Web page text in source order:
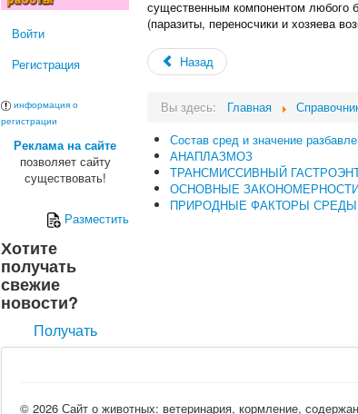
Войти
Регистрация
информация о
регистрации
Реклама на сайте
позволяет сайту
существовать!
Разместить
Хотите
получать
свежие
новости?
Получать
существенным компонентом любого
(паразиты, переносчики и хозяева
Назад
Вы здесь: Главная
Состав сред и значение
АНАПЛАЗМОЗ
ТРАНСМИССИВНЫЙ
ОСНОВНЫЕ
ПРИРОДНЫЕ ФАКТОРЫ
© 2026 Сайт о животных: ветеринария, кормление,